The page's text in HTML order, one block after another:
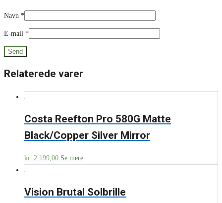
Navn *
E-mail *
Relaterede varer
Costa Reefton Pro 580G Matte
Black/Copper Silver Mirror
kr. 2.199,00 Se mere
Vision Brutal Solbrille